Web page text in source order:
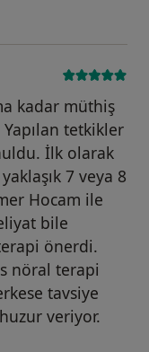
kadar müthiş
tetkikler
İlk olarak
7 veya 8
Hocam ile
bile
önerdi.
nöral terapi
tavsiye
veriyor.